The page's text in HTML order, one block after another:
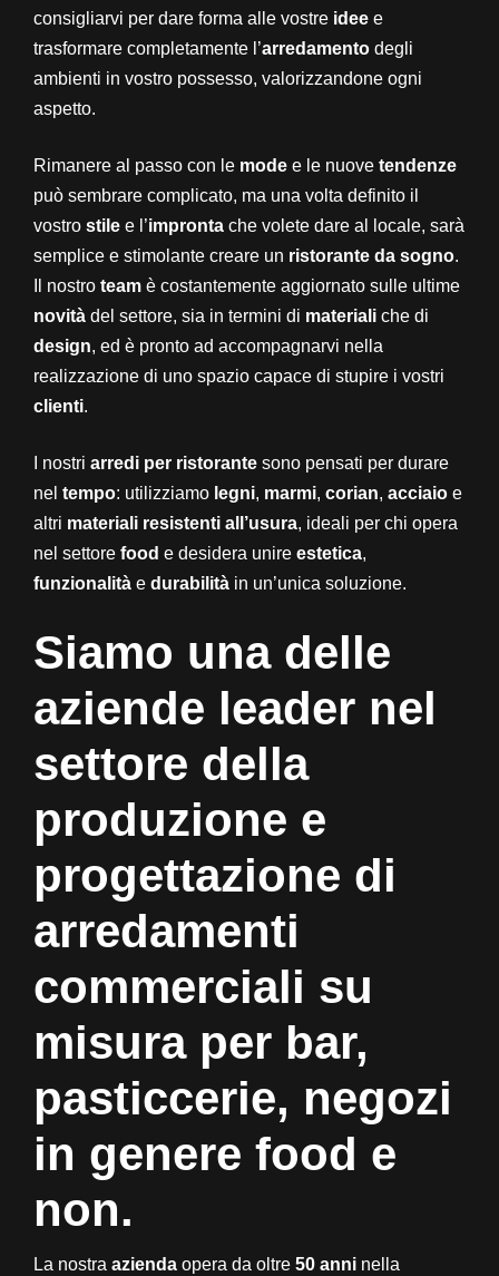
consigliarvi per dare forma alle vostre idee e
trasformare completamente l’arredamento degli
ambienti in vostro possesso, valorizzandone ogni
aspetto.
Rimanere al passo con le mode e le nuove tendenze
può sembrare complicato, ma una volta definito il
vostro stile e l’impronta che volete dare al locale, sarà
semplice e stimolante creare un ristorante da sogno.
Il nostro team è costantemente aggiornato sulle ultime
novità del settore, sia in termini di materiali che di
design, ed è pronto ad accompagnarvi nella
realizzazione di uno spazio capace di stupire i vostri
clienti.
I nostri arredi per ristorante sono pensati per durare
nel tempo: utilizziamo legni, marmi, corian, acciaio e
altri materiali resistenti all’usura, ideali per chi opera
nel settore food e desidera unire estetica,
funzionalità e durabilità in un’unica soluzione.
Siamo una delle
aziende leader nel
settore della
produzione e
progettazione di
arredamenti
commerciali su
misura per bar,
pasticcerie, negozi
in genere food e
non.
La nostra azienda opera da oltre 50 anni nella